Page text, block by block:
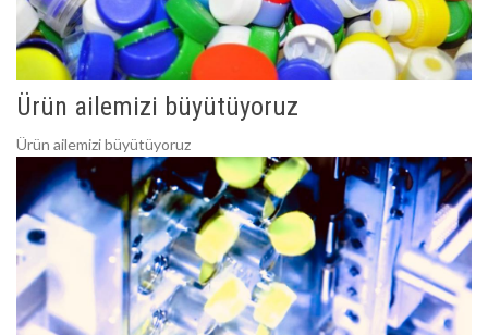
Ürün ailemizi büyütüyoruz
Ürün ailemizi büyütüyoruz